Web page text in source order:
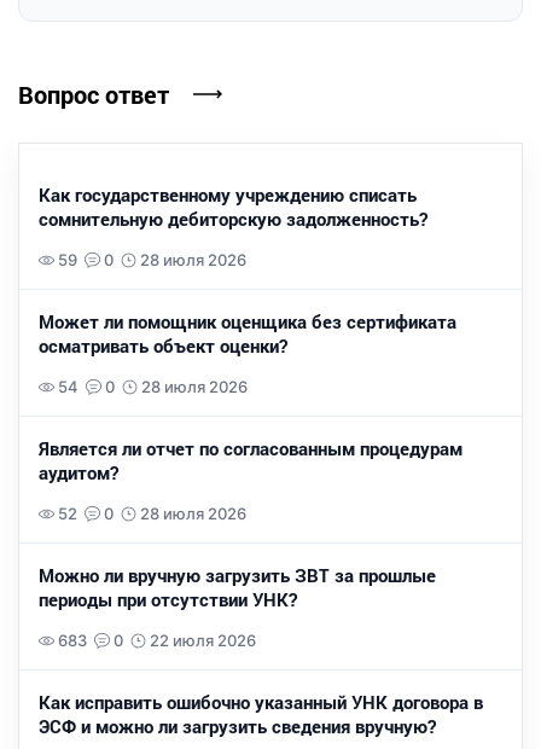
Вопрос ответ
Как государственному учреждению списать
сомнительную дебиторскую задолженность?
59 0 28 июля 2026
Может ли помощник оценщика без сертификата
осматривать объект оценки?
54 0 28 июля 2026
Является ли отчет по согласованным процедурам
аудитом?
52 0 28 июля 2026
Можно ли вручную загрузить ЗВТ за прошлые
периоды при отсутствии УНК?
683 0 22 июля 2026
Как исправить ошибочно указанный УНК договора в
ЭСФ и можно ли загрузить сведения вручную?